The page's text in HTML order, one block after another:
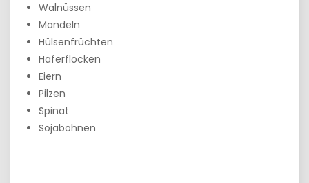
Walnüssen
Mandeln
Hülsenfrüchten
Haferflocken
Eiern
Pilzen
Spinat
Sojabohnen